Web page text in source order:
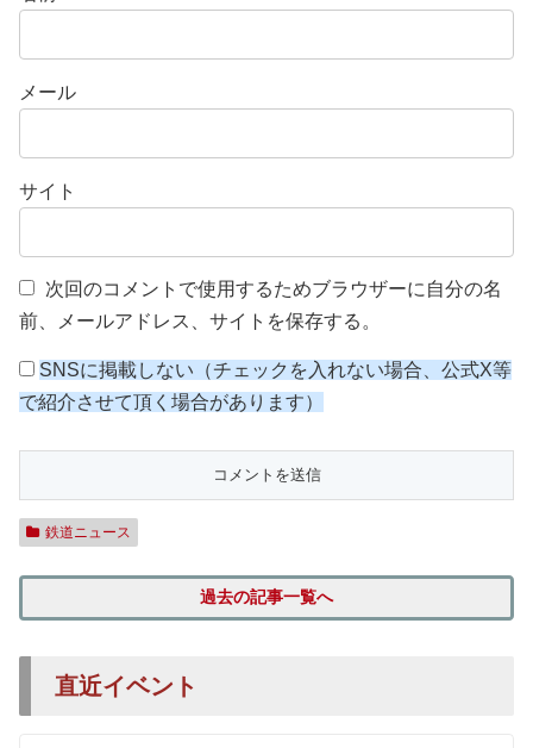
メール
サイト
次回のコメントで使用するためブラウザーに自分の名
前、メールアドレス、サイトを保存する。
SNSに掲載しない（チェックを入れない場合、公式X等
で紹介させて頂く場合があります）
鉄道ニュース
過去の記事一覧へ
直近イベント